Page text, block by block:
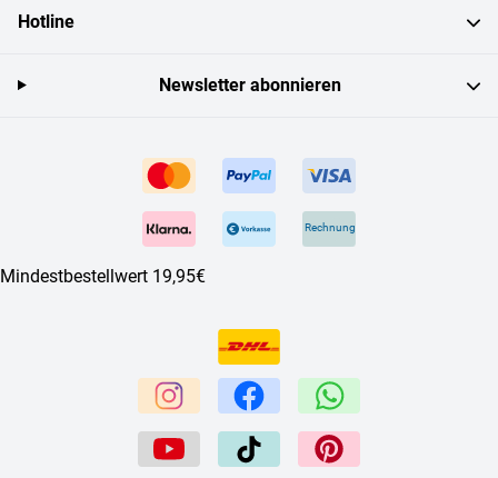
Hotline
Rechnung
Mindestbestellwert 19,95€
Newsletter abonnieren